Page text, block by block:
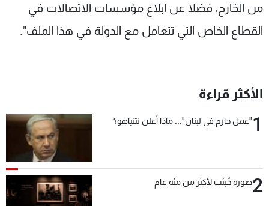
من الخارج، فضلا عن ابلاغ مؤسسات الاتصالات في
القطاع الخاص التي تتعامل مع الدولة في هذا الملف".
الأكثر قراءة
1"عمل حازم في لبنان"... ماذا أعلن نتنياهو؟
2صورة خُبئت لأكثر من مئة عام